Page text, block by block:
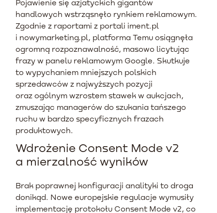
Pojawienie się azjatyckich gigantów
handlowych wstrząsnęło rynkiem reklamowym.
Zgodnie z raportami z portali iment.pl
i nowymarketing.pl, platforma Temu osiągnęła
ogromną rozpoznawalność, masowo licytując
frazy w panelu reklamowym Google. Skutkuje
to wypychaniem mniejszych polskich
sprzedawców z najwyższych pozycji
oraz ogólnym wzrostem stawek w aukcjach,
zmuszając managerów do szukania tańszego
ruchu w bardzo specyficznych frazach
produktowych.
Wdrożenie Consent Mode v2
a mierzalność wyników
Brak poprawnej konfiguracji analityki to droga
donikąd. Nowe europejskie regulacje wymusiły
implementację protokołu Consent Mode v2, co